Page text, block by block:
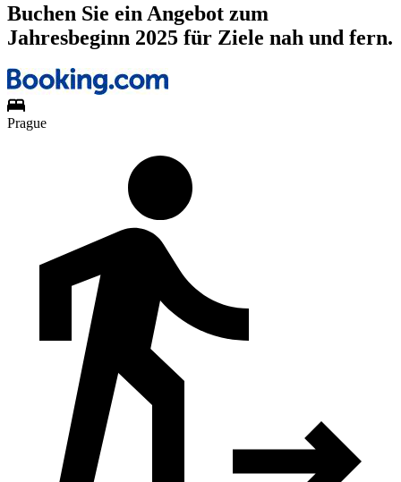
Buchen Sie ein Angebot zum
Jahresbeginn 2025 für Ziele nah und fern.
Prague